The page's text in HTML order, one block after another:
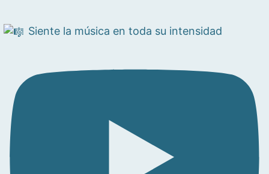
Siente la música en toda su intensidad